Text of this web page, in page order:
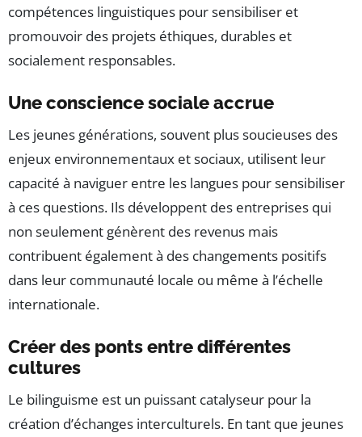
compétences linguistiques pour sensibiliser et
promouvoir des projets éthiques, durables et
socialement responsables.
Une conscience sociale accrue
Les jeunes générations, souvent plus soucieuses des
enjeux environnementaux et sociaux, utilisent leur
capacité à naviguer entre les langues pour sensibiliser
à ces questions. Ils développent des entreprises qui
non seulement génèrent des revenus mais
contribuent également à des changements positifs
dans leur communauté locale ou même à l’échelle
internationale.
Créer des ponts entre différentes
cultures
Le bilinguisme est un puissant catalyseur pour la
création d’échanges interculturels. En tant que jeunes